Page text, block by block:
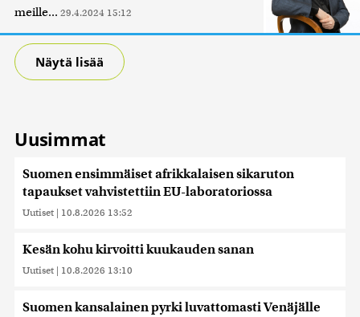
meille... 29.4.2024 15:12
Näytä lisää
Uusimmat
Suomen ensimmäiset afrikkalaisen sikaruton
tapaukset vahvistettiin EU-laboratoriossa
Uutiset | 10.8.2026 13:52
Kesän kohu kirvoitti kuukauden sanan
Uutiset | 10.8.2026 13:10
Suomen kansalainen pyrki luvattomasti Venäjälle